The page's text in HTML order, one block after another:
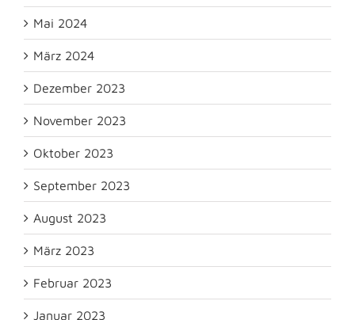
Mai 2024
März 2024
Dezember 2023
November 2023
Oktober 2023
September 2023
August 2023
März 2023
Februar 2023
Januar 2023